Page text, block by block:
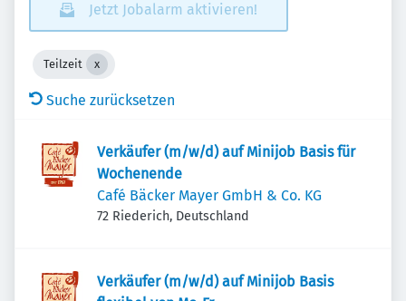
Jetzt Jobalarm aktivieren!
Teilzeit
Suche zurücksetzen
Verkäufer (m/w/d) auf Minijob Basis für
Wochenende
Café Bäcker Mayer GmbH & Co. KG
72 Riederich, Deutschland
Verkäufer (m/w/d) auf Minijob Basis